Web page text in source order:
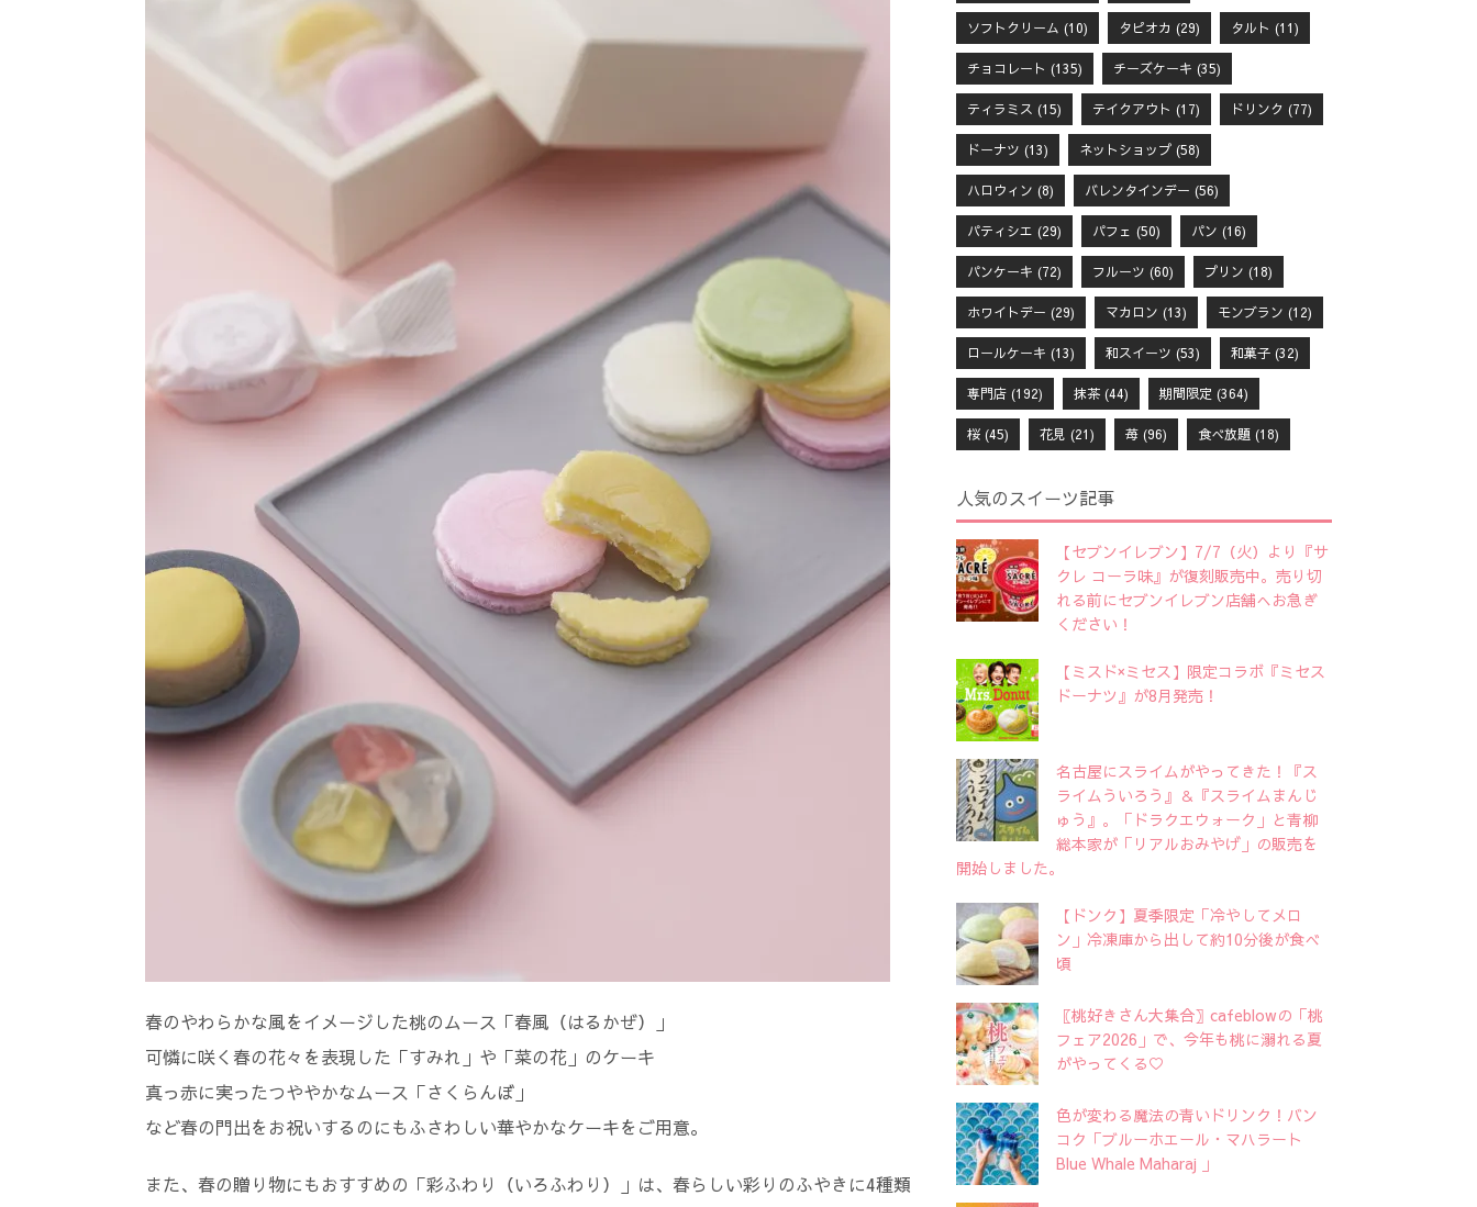
春のやわらかな風をイメージした桃のムース「春風（はるかぜ）」
可憐に咲く春の花々を表現した「すみれ」や「菜の花」のケーキ
真っ赤に実ったつややかなムース「さくらんぼ」
など春の門出をお祝いするのにもふさわしい華やかなケーキをご用意。
また、春の贈り物にもおすすめの「彩ふわり（いろふわり）」は、春らしい彩りのふやきに4種類
ソフトクリーム (10) タピオカ (29) タルト (11)
チョコレート (135) チーズケーキ (35)
ティラミス (15) テイクアウト (17) ドリンク (77)
ドーナツ (13) ネットショップ(58)
ハロウィン (8) バレンタインデー (56)
パティシエ (29) パフェ (50) パン (16)
パンケーキ (72) フルーツ (60) プリン (18)
ホワイトデー (29) マカロン (13) モンブラン (12)
ロールケーキ (13) 和スイーツ (53) 和菓子(32)
専門店(192) 抹茶(44) 期間限定 (364)
桜(45) 花見 (21) 苺(96) 食べ放題(18)
人気のスイーツ記事
【セブンイレブン】7/7（火）より『サ
クレ コーラ味』が復刻販売中。売り切
れる前にセブンイレブン店舗へお急ぎ
ください！
【ミスド×ミセス】限定コラボ『ミセス
ドーナツ』が8月発売！
名古屋にスライムがやってきた！『ス
ライムういろう』＆『スライムまんじ
ゅう』。「ドラクエウォーク」と青柳
総本家が「リアルおみやげ」の販売を
開始しました。
【ドンク】夏季限定「冷やしてメロ
ン」冷凍庫から出して約10分後が食べ
頃
〖桃好きさん大集合〗cafeblowの「桃
フェア2026」で、今年も桃に溺れる夏
がやってくる♡
色が変わる魔法の青いドリンク！バン
コク「ブルーホエール・マハラート
Blue Whale Maharaj 」